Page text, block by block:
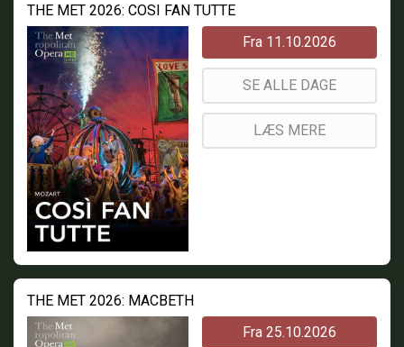
THE MET 2026: COSI FAN TUTTE
Fra 11.10.2026
SE ALLE DAGE
LÆS MERE
THE MET 2026: MACBETH
Fra 25.10.2026